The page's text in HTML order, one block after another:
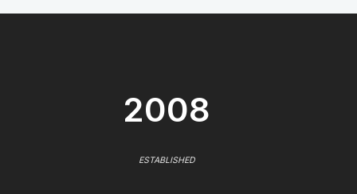
2008
ESTABLISHED